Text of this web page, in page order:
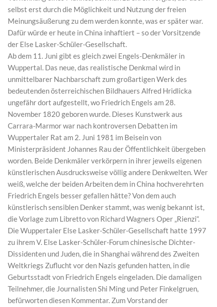
selbst erst durch die Möglichkeit und Nutzung der freien
Meinungsäußerung zu dem werden konnte, was er später war.
Dafür würde er heute in China inhaftiert – so der Vorsitzende
der Else Lasker-Schüler-Gesellschaft.
Ab dem 11. Juni gibt es gleich zwei Engels-Denkmäler in
Wuppertal. Das neue, das realistische Denkmal wird in
unmittelbarer Nachbarschaft zum großartigen Werk des
bedeutenden österreichischen Bildhauers Alfred Hridlicka
ungefähr dort aufgestellt, wo Friedrich Engels am 28.
November 1820 geboren wurde. Dieses Kunstwerk aus
Carrara-Marmor war nach kontroversen Debatten im
Wuppertaler Rat am 2. Juni 1981 im Beisein von
Ministerpräsident Johannes Rau der Öffentlichkeit übergeben
worden. Beide Denkmäler verkörpern in ihrer jeweils eigenen
künstlerischen Ausdrucksweise völlig andere Denkwelten. Wer
weiß, welche der beiden Arbeiten dem in China hochverehrten
Friedrich Engels besser gefallen hätte? Von dem auch
künstlerisch sensiblen Denker stammt, was wenig bekannt ist,
die Vorlage zum Libretto von Richard Wagners Oper „Rienzi“.
Die Wuppertaler Else Lasker-Schüler-Gesellschaft hatte 1997
zu ihrem V. Else Lasker-Schüler-Forum chinesische Dichter-
Dissidenten und Juden, die in Shanghai während des Zweiten
Weltkriegs Zuflucht vor den Nazis gefunden hatten, in die
Geburtsstadt von Friedrich Engels eingeladen. Die damaligen
Teilnehmer, die Journalisten Shi Ming und Peter Finkelgruen,
befürworten diesen Kommentar. Zum Vorstand der